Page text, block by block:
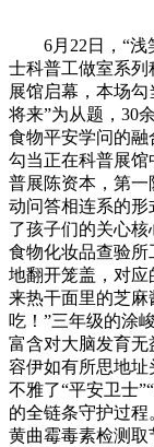
6月22日，“浅
士科普工做室系
展馆启幕，本场
将来”为从题，30
食物平安学问的融
勾当正在科普展
普展陈资本，第
动问答相连系的形
了孩子们的关心核
食物化妆品查验
地翻开笼盖，对
来热干面里的芝
吃！”三年级的涂
富含对大脑发育
容伊如有所思地址
不雅了“平安卫士
的全链条守护过
黄曲霉毒素检测